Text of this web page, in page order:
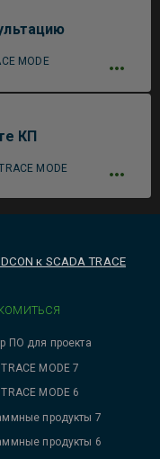
MODE
КП
MODE
к SCADA TRACE
ПО для проекта
MODE 7
MODE 6
продукты 7
продукты 6